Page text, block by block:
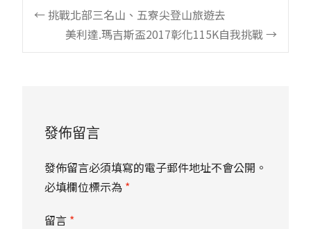
Post
navigation
←挑戰北部三名山、五寮尖登山旅遊去
美利達.瑪吉斯盃2017彰化115K自我挑戰→
發佈留言
發佈留言必須填寫的電子郵件地址不會公開。
必填欄位標示為 *
留言 *